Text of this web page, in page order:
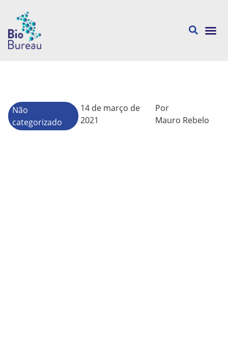
Não
categorizado
14 de março de
2021
Por
Mauro Rebelo